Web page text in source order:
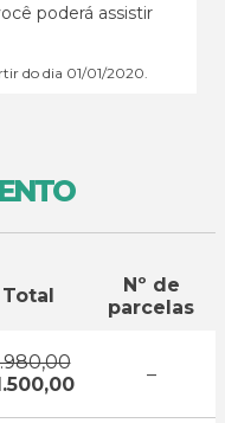
poderá assistir
do dia 01/01/2020.
Nº de
parcelas
–